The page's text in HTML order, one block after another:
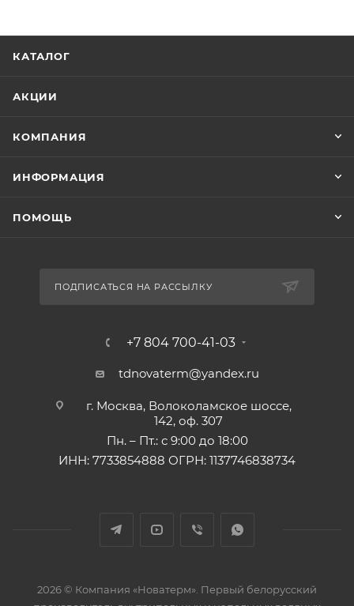
КАТАЛОГ
АКЦИИ
КОМПАНИЯ
ИНФОРМАЦИЯ
ПОМОЩЬ
ПОДПИСАТЬСЯ НА РАССЫЛКУ
+7 804 700-41-03
tdnovaterm@yandex.ru
г. Москва, Волоколамское шоссе,
142, оф. 307
Пн. – Пт.: с 9:00 до 18:00
ИНН: 7733854888 ОГРН: 1137746838734
2026 © Компания «Новатерм». Первый белорусский